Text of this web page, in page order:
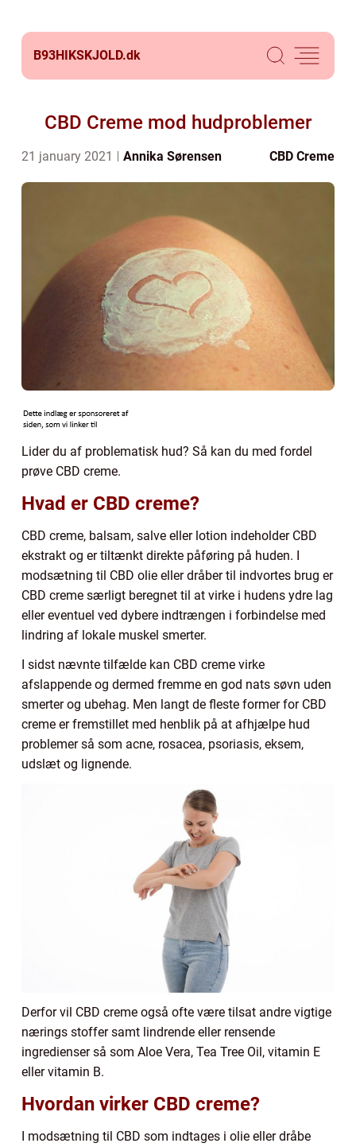
B93HIKSKJOLD.dk
CBD Creme mod hudproblemer
21 january 2021 Annika Sørensen CBD Creme
Lider du af problematisk hud? Så kan du med fordel
prøve CBD creme.
Hvad er CBD creme?
CBD creme, balsam, salve eller lotion indeholder CBD
ekstrakt og er tiltænkt direkte påføring på huden. I
modsætning til CBD olie eller dråber til indvortes brug er
CBD creme særligt beregnet til at virke i hudens ydre lag
eller eventuel ved dybere indtrængen i forbindelse med
lindring af lokale muskel smerter.
I sidst nævnte tilfælde kan CBD creme virke
afslappende og dermed fremme en god nats søvn uden
smerter og ubehag. Men langt de fleste former for CBD
creme er fremstillet med henblik på at afhjælpe hud
problemer så som acne, rosacea, psoriasis, eksem,
udslæt og lignende.
Derfor vil CBD creme også ofte være tilsat andre vigtige
nærings stoffer samt lindrende eller rensende
ingredienser så som Aloe Vera, Tea Tree Oil, vitamin E
eller vitamin B.
Hvordan virker CBD creme?
I modsætning til CBD som indtages i olie eller dråbe